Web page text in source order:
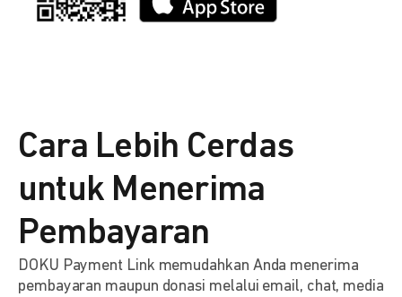
Cara Lebih Cerdas
untuk Menerima
Pembayaran
DOKU Payment Link memudahkan Anda menerima
pembayaran maupun donasi melalui email, chat, media